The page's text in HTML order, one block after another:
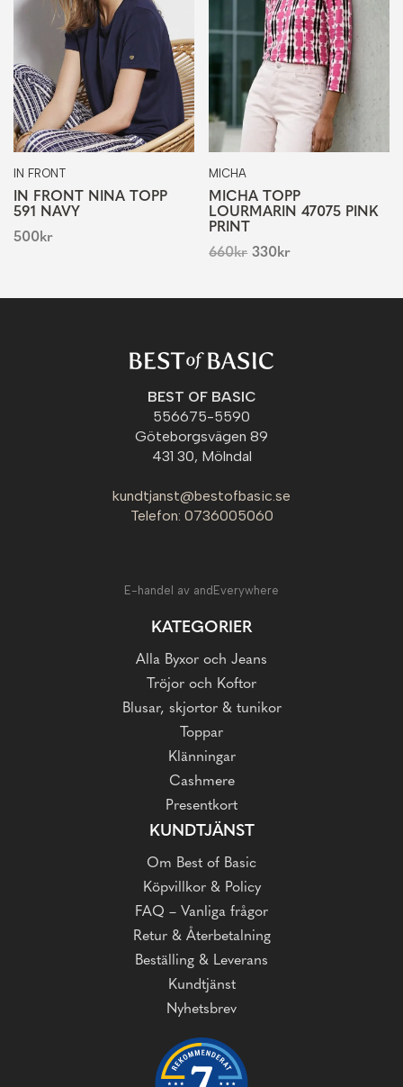
IN FRONT
IN FRONT NINA TOPP
591 NAVY
500kr
MICHA
MICHA TOPP
LOURMARIN 47075 PINK
PRINT
660kr 330kr
BEST OF BASIC
556675-5590
Göteborgsvägen 89
431 30, Mölndal
kundtjanst@bestofbasic.se
Telefon: 0736005060
E-handel av andEverywhere
KATEGORIER
Alla Byxor och Jeans
Tröjor och Koftor
Blusar, skjortor & tunikor
Toppar
Klänningar
Cashmere
Presentkort
KUNDTJÄNST
Om Best of Basic
Köpvillkor & Policy
FAQ – Vanliga frågor
Retur & Återbetalning
Beställing & Leverans
Kundtjänst
Nyhetsbrev